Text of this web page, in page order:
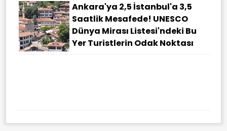
Ankara'ya 2,5 İstanbul'a 3,5
Saatlik Mesafede! UNESCO
Dünya Mirası Listesi'ndeki Bu
Yer Turistlerin Odak Noktası